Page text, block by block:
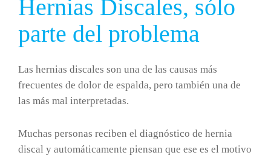
Hernias Discales, sólo
parte del problema
Las hernias discales son una de las causas más
frecuentes de dolor de espalda, pero también una de
las más mal interpretadas.
Muchas personas reciben el diagnóstico de hernia
discal y automáticamente piensan que ese es el motivo